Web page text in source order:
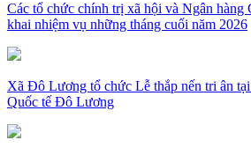
Các tổ chức chính trị xã hội và Ngân
khai nhiệm vụ những tháng cuối năm 2026
Xã Đô Lương tổ chức Lễ thắp nến tri ân
Quốc tế Đô Lương